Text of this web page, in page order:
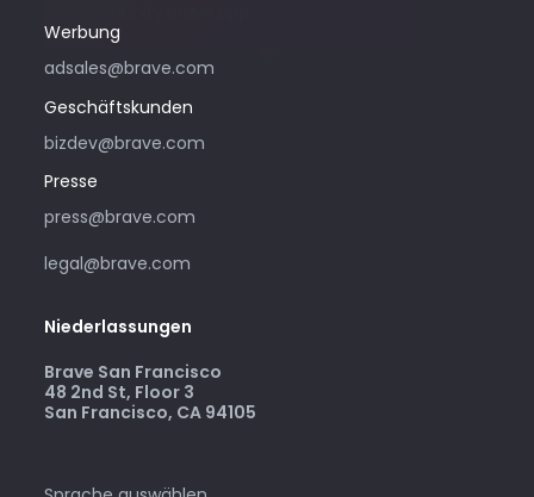
Werbung
adsales@brave.com
Geschäftskunden
bizdev@brave.com
Presse
press@brave.com
legal@brave.com
Niederlassungen
Brave San Francisco
48 2nd St, Floor 3
San Francisco, CA 94105